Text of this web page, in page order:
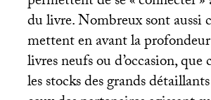
du livre. Nombreux sont aussi
mettent en avant la profondeur
livres neufs ou d’occasion, que
les stocks des grands